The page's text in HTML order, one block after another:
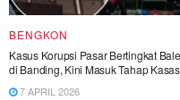
BENGKON
Kasus Korupsi Pasar Bertingkat
di Banding, Kini Masuk Tahap
7 APRIL 2026